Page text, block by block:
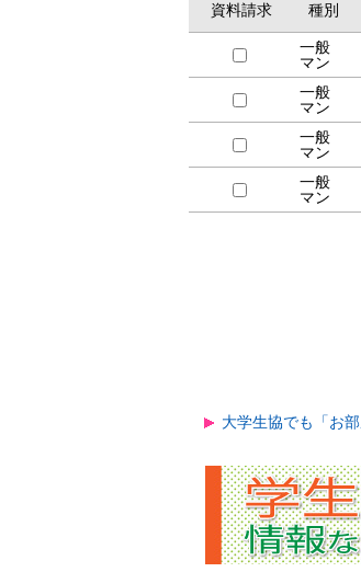
資料請求 種別
一般
マン
一般
マン
一般
マン
一般
マン
大学生協でも「お